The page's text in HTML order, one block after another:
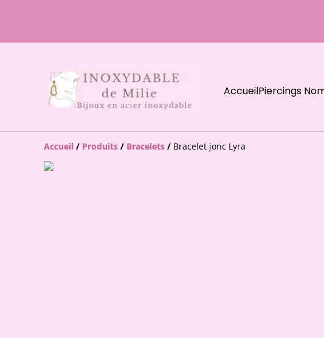
AccueilPiercings
Accueil / Produits / Bracelets / Bracelet jonc Lyra